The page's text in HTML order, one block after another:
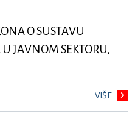
O SUSTAVU
JAVNOM SEKTORU,
VIŠE